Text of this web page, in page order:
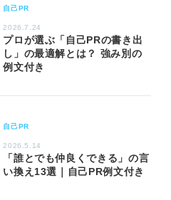
自己PR
2026.7.24
プロが選ぶ「自己PRの書き出
し」の最適解とは？ 強み別の
例文付き
自己PR
2026.5.14
「誰とでも仲良くできる」の言
い換え13選｜自己PR例文付き